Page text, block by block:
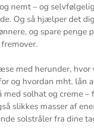
nemt – og
Og så hjælper det
og spare penge
med herunder,
og hvordan mht. lån
med solhat og creme –
slikkes masser af
solstråler fra dine